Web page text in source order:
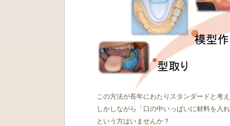
この方法が長年にわたりスタンダードと考
しかしながら「口の中いっぱいに材料を入
という方はいませんか？